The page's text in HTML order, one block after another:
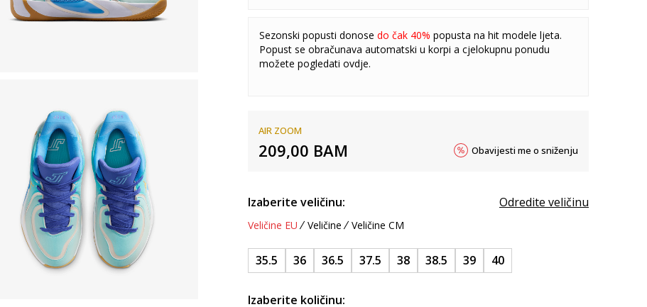
Sezonski popusti donose do čak 40% popusta na hit modele ljeta.
Popust se obračunava automatski u korpi a cjelokupnu ponudu
možete pogledati ovdje.
AIR ZOOM
209,00 BAM Obavijesti me o sniženju
Izaberite veličinu: Odredite veličinu
Veličine EU Veličine Veličine CM
35.5 36 36.5 37.5 38 38.5 39 40
Izaberite količinu: